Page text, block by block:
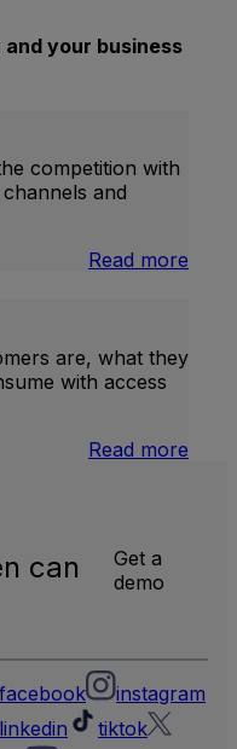
your business
competition with
and
Read more
are, what they
with access
Read more
can
Get a
demo
facebook
instagram
linkedin
tiktok